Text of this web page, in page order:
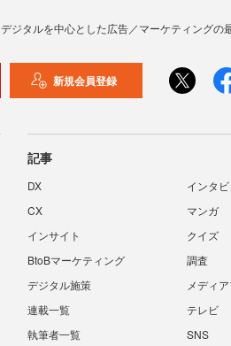
デジタルを中心とした広告／マーケティングの
新規会員登録
記事
DX
インタ
CX
マンガ
インサイト
クイズ
BtoBマーケティング
調査
デジタル施策
メディ
連載一覧
テレビ
執筆者一覧
SNS